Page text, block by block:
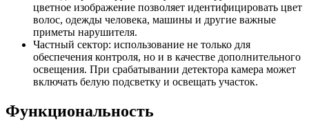
цветное изображение позволяет идентифицировать цвет
волос, одежды человека, машины и другие важные
приметы нарушителя.
Частный сектор: использование не только для
обеспечения контроля, но и в качестве дополнительного
освещения. При срабатывании детектора камера может
включать белую подсветку и освещать участок.
Функциональность